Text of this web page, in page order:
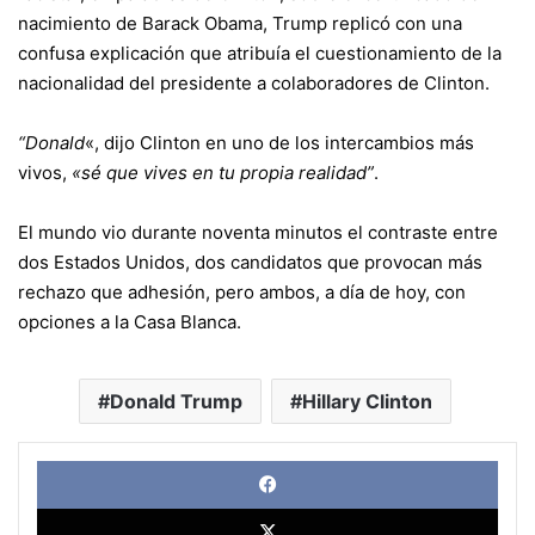
nacimiento de Barack Obama, Trump replicó con una
confusa explicación que atribuía el cuestionamiento de la
nacionalidad del presidente a colaboradores de Clinton.
“Donald«, dijo Clinton en uno de los intercambios más
vivos, «sé que vives en tu propia realidad”.
El mundo vio durante noventa minutos el contraste entre
dos Estados Unidos, dos candidatos que provocan más
rechazo que adhesión, pero ambos, a día de hoy, con
opciones a la Casa Blanca.
Donald Trump Hillary Clinton
X